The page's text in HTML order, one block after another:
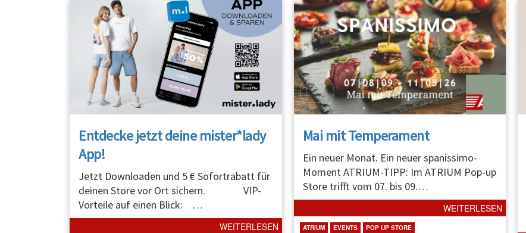
Entdecke jetzt deine mister*lady
App!
Jetzt Downloaden und 5 € Sofortrabatt für
deinen Store vor Ort sichern. VIP-
Vorteile auf einen Blick: …
WEITERLESEN
Mai mit Temperament
Ein neuer Monat. Ein neuer spanissimo-
Moment ATRIUM-TIPP: Im ATRIUM Pop-up
Store trifft vom 07. bis 09.…
WEITERLESEN
ATRIUM EVENTS POP UP STORE